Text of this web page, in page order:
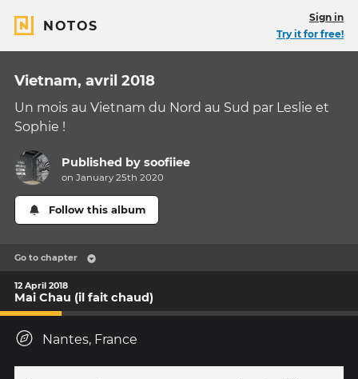
NOTOS
Sign in
Try it for free!
Vietnam, avril 2018
Un mois au Vietnam du Nord au Sud par Leslie et
Sophie !
Published bysoofiiee
on January 25th 2020
Follow this album
Go to chapter
12 April 2018
Mai Chau (il fait chaud)
Nantes, France